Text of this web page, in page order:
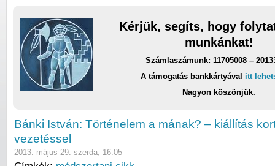
Kérjük, segíts, hogy
munkánkat!
Számlaszámunk: 11705008 –
A támogatás bankkártyával itt
Nagyon köszönjük.
Bánki István: Történelem a mának? – kiállítás
vezetéssel
2013. május 29. szerda, 16:05